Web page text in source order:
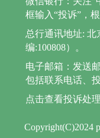
Copyright(C)2024
框输入“投诉”，
总行通讯地址: 北
编:100808）。
电子邮箱：发送
包括联系电话、
点击查看投诉处